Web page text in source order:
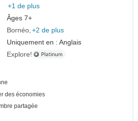
+1 de plus
Âges 7+
Bornéo +2 de plus
Uniquement en : Anglais
Explore!
des économies
partagée